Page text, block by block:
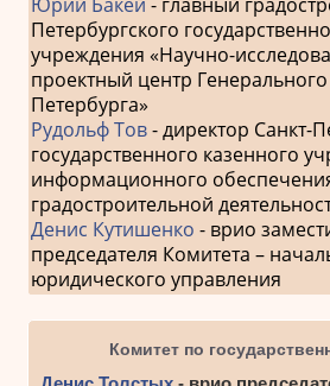
Петербургского
учреждения «Научно-
проектный центр
Петербурга»
Рудольф Тов- директор Санкт-
государственного казенного
информационного
градостроительной
Денис Кутишенко - врио
председателя Комитета –
юридического управления
Комитет по